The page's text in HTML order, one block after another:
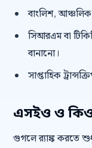
বাংলিশ, আঞ্চলিক
সিআরএম বা
বানানো।
সাপ্তাহিক
এসইও ও
গুগলে র‍্যাঙ্ক করতে